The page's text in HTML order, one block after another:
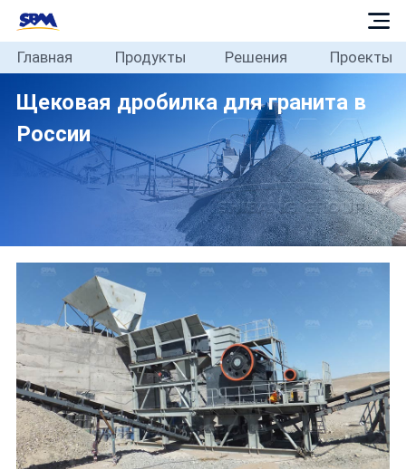
Главная
Продукты
Решения
О
нас
Контакты
Главная Продукты Решения Проекты
Щековая дробилка для гранита в
России